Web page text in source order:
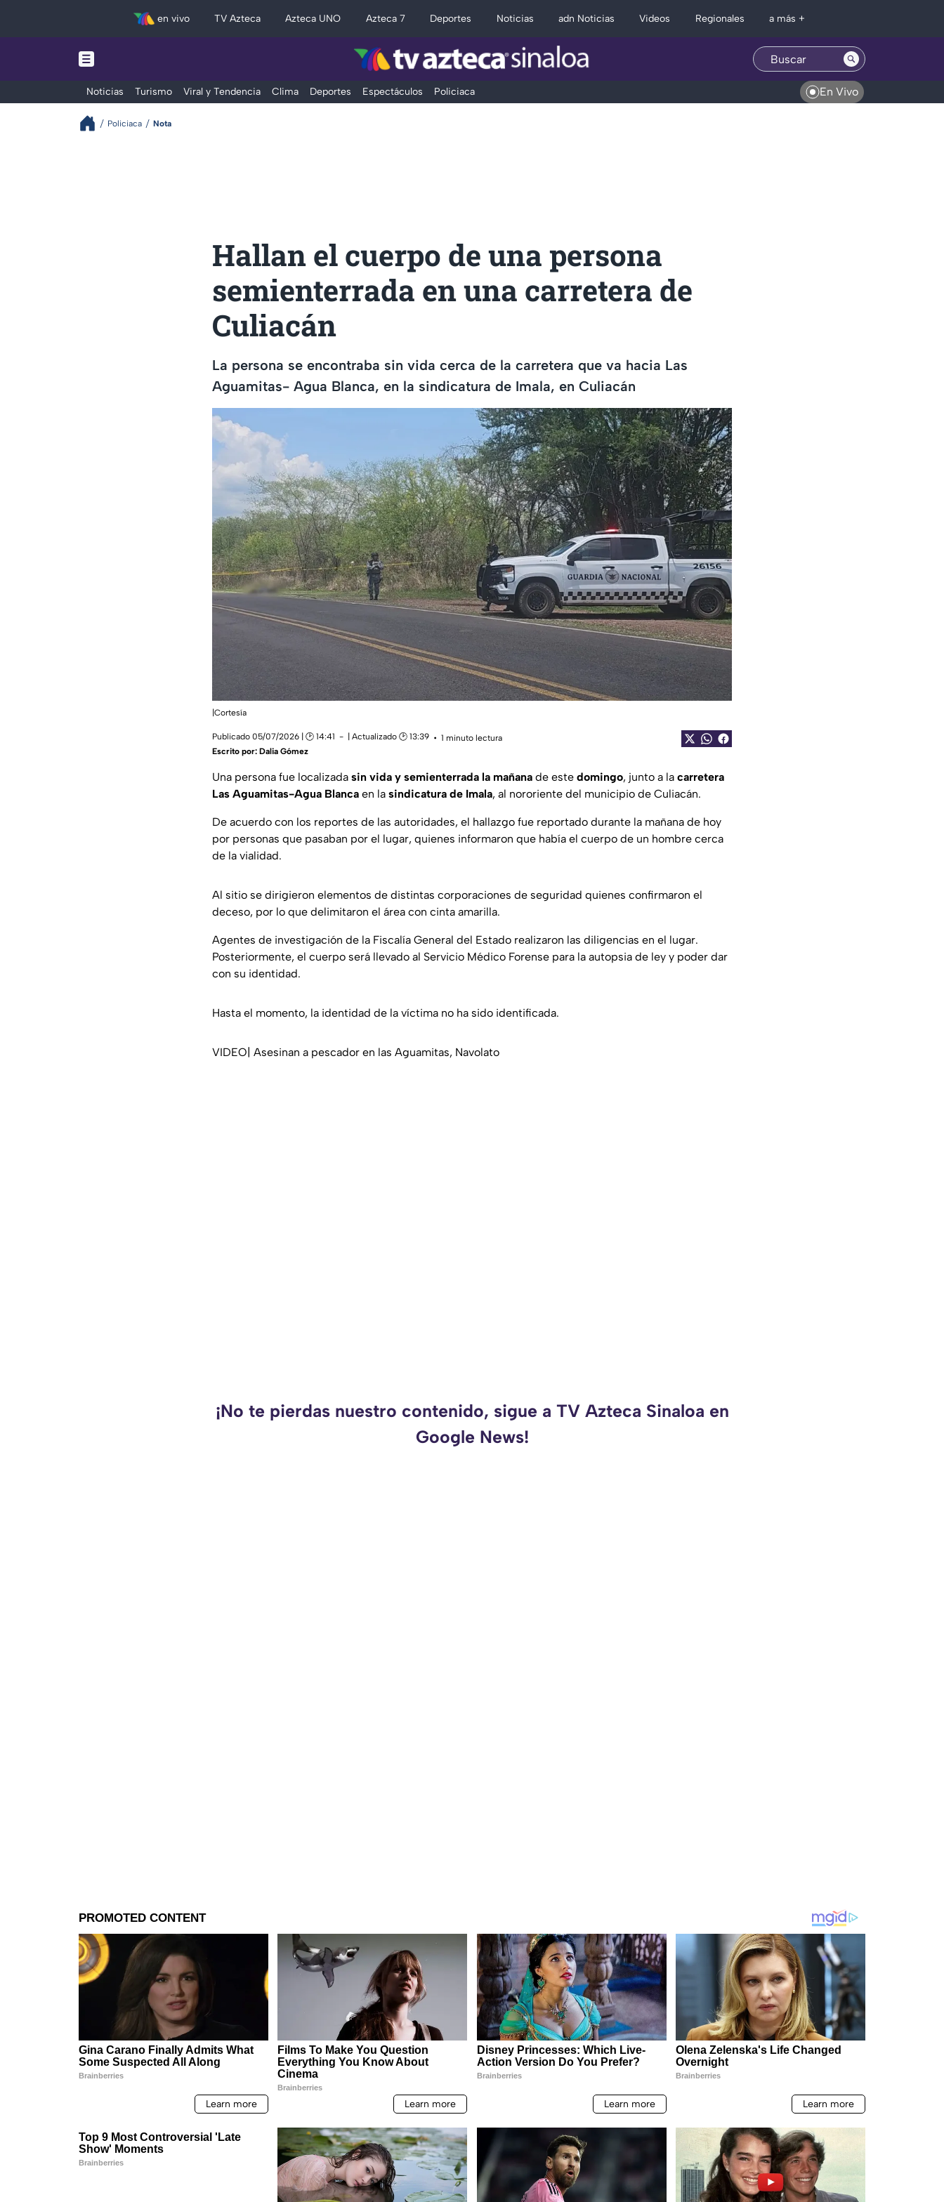
en vivo TV Azteca Azteca UNO Azteca 7 Deportes Noticias adn Noticias Videos Regionales a más +
Noticias Turismo Viral y Tendencia Clima Deportes Espectáculos Policiaca En Vivo
Policiaca Nota
Hallan el cuerpo de una persona
semienterrada en una carretera de
Culiacán
La persona se encontraba sin vida cerca de la carretera que va hacia Las
Aguamitas- Agua Blanca, en la sindicatura de Imala, en Culiacán
|Cortesía
Publicado 05/07/2026 | 🕑 14:41 | Actualizado 🕑 13:39
1 minuto lectura
Escrito por: Dalia Gómez
Una persona fue localizada sin vida y semienterrada la mañana de este domingo, junto a la carretera
Las Aguamitas-Agua Blanca en la sindicatura de Imala, al nororiente del municipio de Culiacán.
De acuerdo con los reportes de las autoridades, el hallazgo fue reportado durante la mañana de hoy
por personas que pasaban por el lugar, quienes informaron que había el cuerpo de un hombre cerca
de la vialidad.
Al sitio se dirigieron elementos de distintas corporaciones de seguridad quienes confirmaron el
deceso, por lo que delimitaron el área con cinta amarilla.
Agentes de investigación de la Fiscalía General del Estado realizaron las diligencias en el lugar.
Posteriormente, el cuerpo será llevado al Servicio Médico Forense para la autopsia de ley y poder dar
con su identidad.
Hasta el momento, la identidad de la víctima no ha sido identificada.
VIDEO| Asesinan a pescador en las Aguamitas, Navolato
¡No te pierdas nuestro contenido, sigue a TV Azteca Sinaloa en
Google News!